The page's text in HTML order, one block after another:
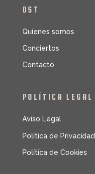
OST
Quíenes somos
Conciertos
Contacto
POLÍTICA LEGAL
Aviso Legal
Política de Privacidad
Política de Cookies